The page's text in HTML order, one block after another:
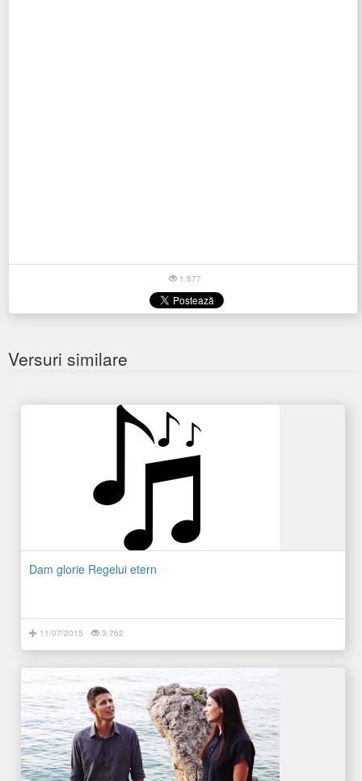
1.677
Versuri similare
Dam glorie Regelui etern
11/07/2015 3.762